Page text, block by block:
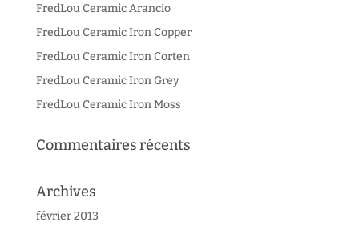
FredLou Ceramic Arancio
FredLou Ceramic Iron Copper
FredLou Ceramic Iron Corten
FredLou Ceramic Iron Grey
FredLou Ceramic Iron Moss
Commentaires récents
Archives
février 2013